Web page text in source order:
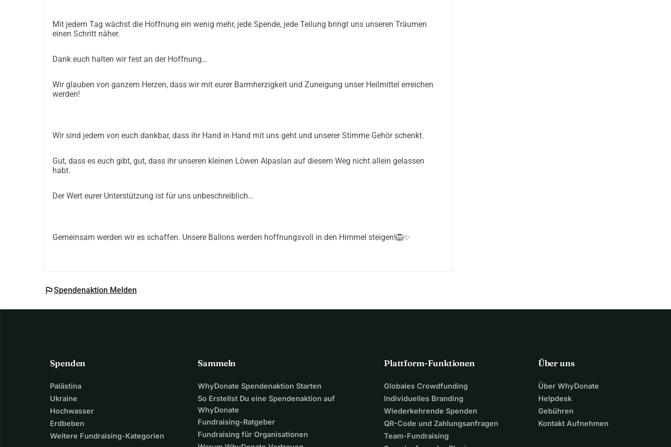
Mit jedem Tag wächst die Hoffnung ein wenig mehr, jede Spende, jede Teilung bringt uns unseren Träumen
einen Schritt näher.
Dank euch halten wir fest an der Hoffnung…
Wir glauben von ganzem Herzen, dass wir mit eurer Barmherzigkeit und Zuneigung unser Heilmittel erreichen
werden!
Wir sind jedem von euch dankbar, dass ihr Hand in Hand mit uns geht und unserer Stimme Gehör schenkt.
Gut, dass es euch gibt, gut, dass ihr unseren kleinen Löwen Alpaslan auf diesem Weg nicht allein gelassen
habt.
Der Wert eurer Unterstützung ist für uns unbeschreiblich…
Gemeinsam werden wir es schaffen. Unsere Ballons werden hoffnungsvoll in den Himmel steigen!🦁✨️
flagSpendenaktion Melden
Spenden
Palästina
Ukraine
Hochwasser
Erdbeben
Weitere Fundraising-Kategorien
Sammeln
WhyDonate Spendenaktion Starten
So Erstellst Du eine Spendenaktion auf
WhyDonate
Fundraising-Ratgeber
Fundraising für Organisationen
Plattform-Funktionen
Globales Crowdfunding
Individuelles Branding
Wiederkehrende Spenden
QR-Code und Zahlungsanfragen
Team-Fundraising
Über uns
Über WhyDonate
Helpdesk
Gebühren
Kontakt Aufnehmen